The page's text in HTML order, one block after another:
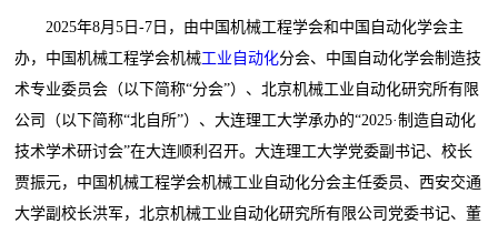
2025年8月5日-7日，由中国机械工程学会和中国自动化学会主
办，中国机械工程学会机械工业自动化分会、中国自动化学会制造技
术专业委员会（以下简称“分会”）、北京机械工业自动化研究所有限
公司（以下简称“北自所”）、大连理工大学承办的“2025·制造自动化
技术学术研讨会”在大连顺利召开。大连理工大学党委副书记、校长
贾振元，中国机械工程学会机械工业自动化分会主任委员、西安交通
大学副校长洪军，北京机械工业自动化研究所有限公司党委书记、董